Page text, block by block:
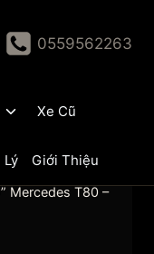
0559562263
ToggleXe Cũ
Lý Giới Thiệu
Mercedes T80 –